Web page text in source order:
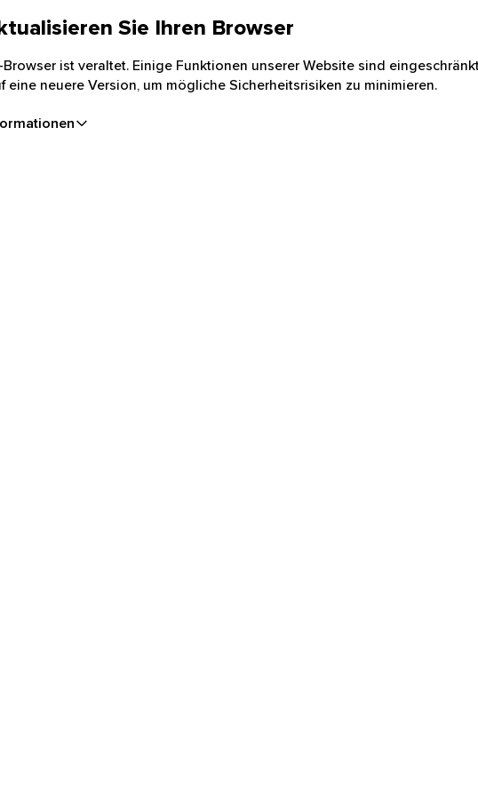
Sie Ihren Browser
Browser ist veraltet. Einige Funktionen unserer Website sind
eine neuere Version, um mögliche Sicherheitsrisiken zu minimieren.